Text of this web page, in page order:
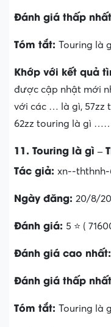
Đánh giá thấp
Tóm tắt: Touring là
Khớp với kết quả
được cập nhật mới
với các … là gì, 57zz
62zz touring là gì
11. Touring là gì –
Tác giả: xn--ththnh-
Ngày đăng: 20/8/
Đánh giá: 5 ⭐ (
Đánh giá cao nhất:
Đánh giá thấp
Tóm tắt: Touring là